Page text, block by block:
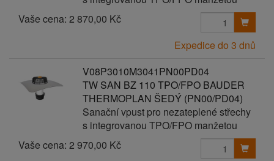
Vaše cena: 2 870,00 Kč
Expedice do 3 dnů
V08P3010M3041PN00PD04
TW SAN BZ 110 TPO/FPO BAUDER
THERMOPLAN ŠEDÝ (PN00/PD04)
Sanační vpust pro nezateplené střechy
s integrovanou TPO/FPO manžetou
Vaše cena: 2 970,00 Kč